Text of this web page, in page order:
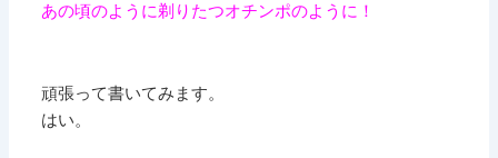
あの頃のように剃りたつオチンポのように！
頑張って書いてみます。
はい。